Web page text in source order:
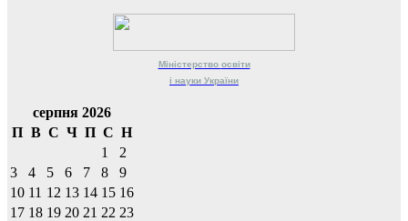
Міністерство освіти
і науки України
серпня 2026
П В С Ч П С Н
1
2
3
4 5 6 7 8
9
10 11 12 13 14 15 16
17 18 19 20 21 22 23